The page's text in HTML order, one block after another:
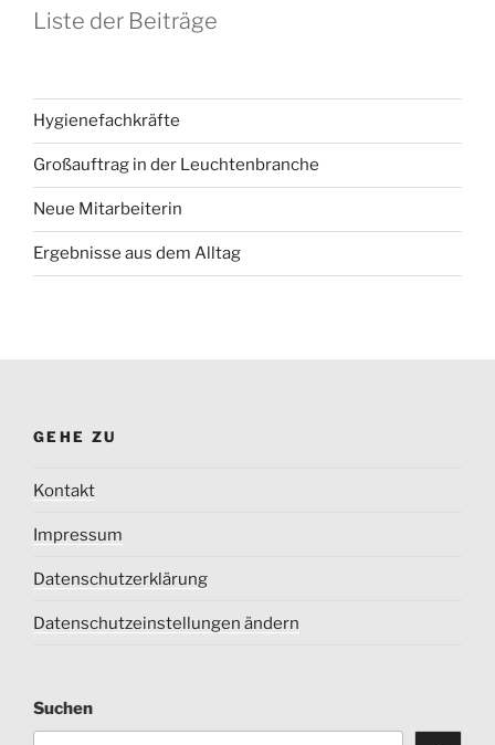
Liste der Beiträge
Hygienefachkräfte
Großauftrag in der Leuchtenbranche
Neue Mitarbeiterin
Ergebnisse aus dem Alltag
GEHE ZU
Kontakt
Impressum
Datenschutzerklärung
Datenschutzeinstellungen ändern
Suchen